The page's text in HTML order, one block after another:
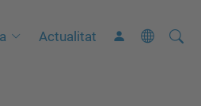
Actualitat Cerca
C